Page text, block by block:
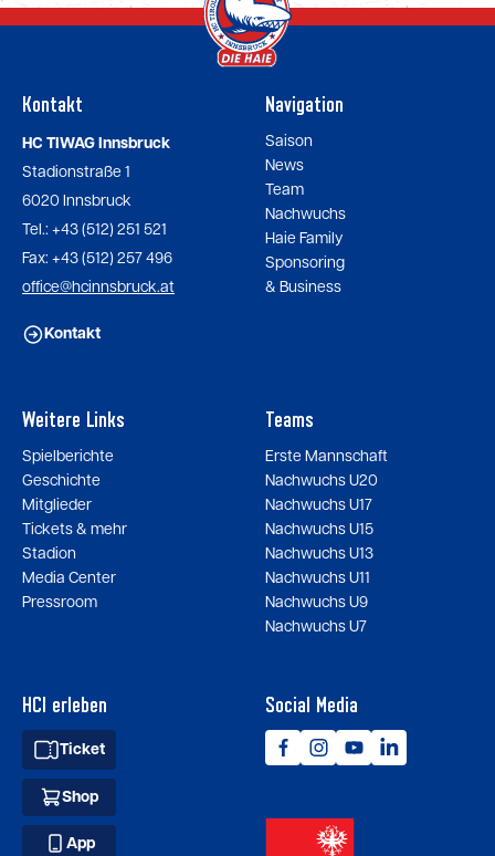
Kontakt
HC TIWAG Innsbruck
Stadionstraße 1
6020 Innsbruck
Tel.: +43 (512) 251 521
Fax: +43 (512) 257 496
office@hcinnsbruck.at
Kontakt
Navigation
Saison
News
Team
Nachwuchs
Haie Family
Sponsoring
& Business
Weitere Links
Spielberichte
Geschichte
Mitglieder
Tickets & mehr
Stadion
Media Center
Pressroom
Teams
Erste Mannschaft
Nachwuchs U20
Nachwuchs U17
Nachwuchs U15
Nachwuchs U13
Nachwuchs U11
Nachwuchs U9
Nachwuchs U7
HCI erleben
Ticket
Shop
App
Social Media